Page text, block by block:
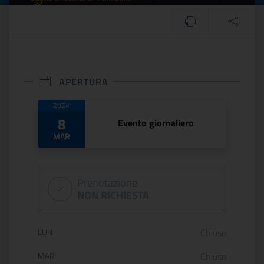
APERTURA
Date di apertura
2024
8
MAR
Evento giornaliero
Orario di apertura:
LUN
MAR